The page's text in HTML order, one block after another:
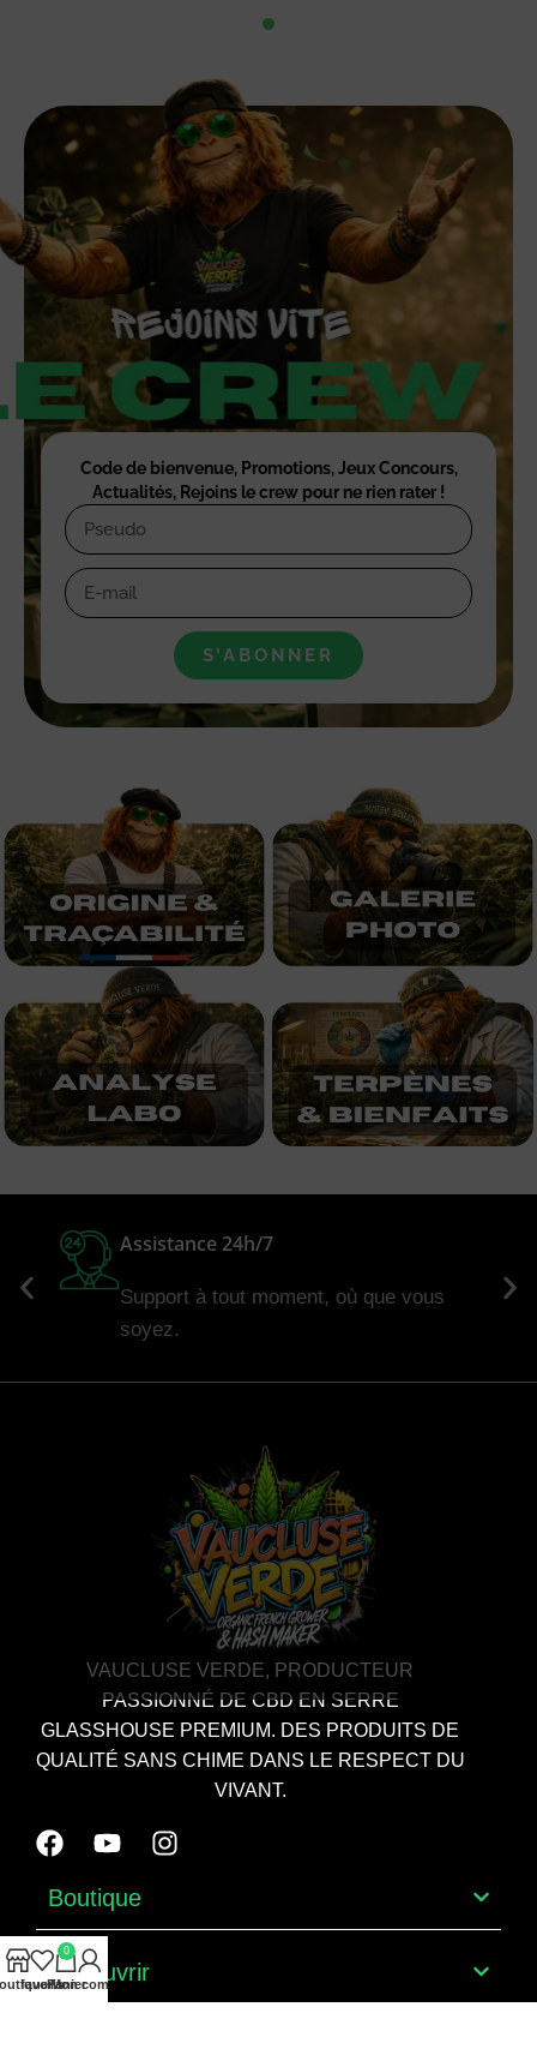
Code de bienvenue, Promotions, Jeux Concours,
Actualités, Rejoins le crew pour ne rien rater !
S’ABONNER
Assistance 24h/7
Support à tout moment, où que vous
soyez.
VAUCLUSE VERDE, PRODUCTEUR
PASSIONNÉ DE CBD EN SERRE
GLASSHOUSE PREMIUM. DES PRODUITS DE
QUALITÉ SANS CHIME DANS LE RESPECT DU
VIVANT.
Boutique
Découvrir
favoris
0
Panier
Mon compte